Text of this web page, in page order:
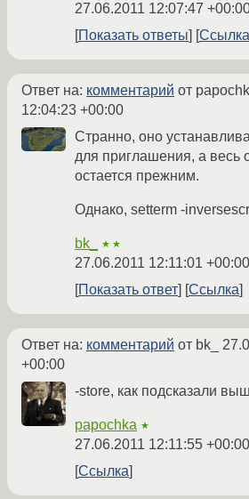
27.06.2011 12:07:47
Показать ответы
Ссылка
Ответ на: комментарий от
12:04:23 +00:00
Странно, оно
для приглашения, а весь
остается прежним.
Однако, setterm -
bk_ ★★
27.06.2011 12:11:01 +00:00
Показать ответ Ссылка
Ответ на: комментарий от bk_
+00:00
-store, как подсказали
papochka ★
27.06.2011 12:11:55 +00:00
Ссылка